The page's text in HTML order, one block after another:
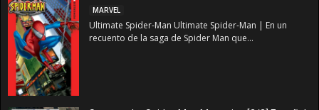
MARVEL
Ultimate Spider-Man Ultimate Spider-Man | En un
recuento de la saga de Spider Man que...